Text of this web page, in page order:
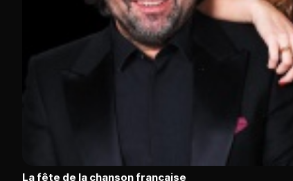
La fête de la chanson française